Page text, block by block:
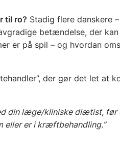
til ro? Stadig flere danskere
betændelse, der
er på spil – og hvordan
der gør det let at
din læge/kliniske diætist,
eller er i kræftbehandling.”